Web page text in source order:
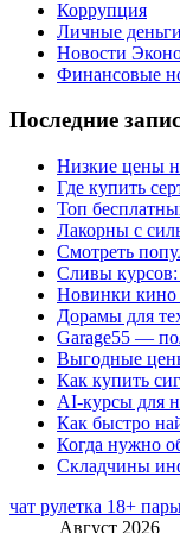
Коррупция
Личные деньги
Новости
Финансовые
Последние
Низкие цены
Где купить
Топ
Лакорны с
Смотреть
Сливы курсов:
Новинки кино
Дорамы для
Garage55 —
Выгодные
Как купить
AI-курсы для
Как быстро
Когда нужно
Складчины
чат рулетка 18+
Август 2026